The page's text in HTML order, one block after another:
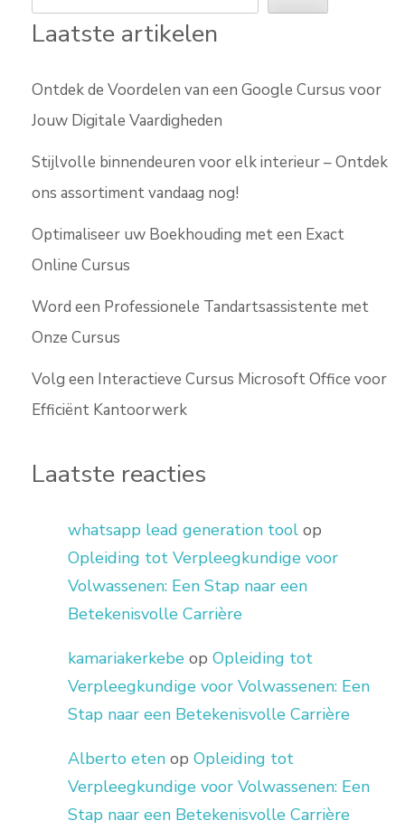
Laatste artikelen
Ontdek de Voordelen van een Google Cursus voor
Jouw Digitale Vaardigheden
Stijlvolle binnendeuren voor elk interieur – Ontdek
ons assortiment vandaag nog!
Optimaliseer uw Boekhouding met een Exact
Online Cursus
Word een Professionele Tandartsassistente met
Onze Cursus
Volg een Interactieve Cursus Microsoft Office voor
Efficiënt Kantoorwerk
Laatste reacties
whatsapp lead generation tool op
Opleiding tot Verpleegkundige voor
Volwassenen: Een Stap naar een
Betekenisvolle Carrière
kamariakerkebe op Opleiding tot
Verpleegkundige voor Volwassenen: Een
Stap naar een Betekenisvolle Carrière
Alberto eten op Opleiding tot
Verpleegkundige voor Volwassenen: Een
Stap naar een Betekenisvolle Carrière